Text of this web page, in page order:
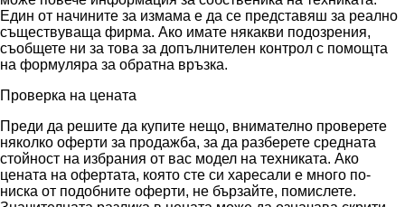
Един от начините за измама е да се представяш за реално
съществуваща фирма. Ако имате някакви подозрения,
съобщете ни за това за допълнителен контрол с помощта
на формуляра за обратна връзка.
Проверка на цената
Преди да решите да купите нещо, внимателно проверете
няколко оферти за продажба, за да разберете средната
стойност на избрания от вас модел на техниката. Ако
цената на офертата, която сте си харесали е много по-
ниска от подобните оферти, не бързайте, помислете.